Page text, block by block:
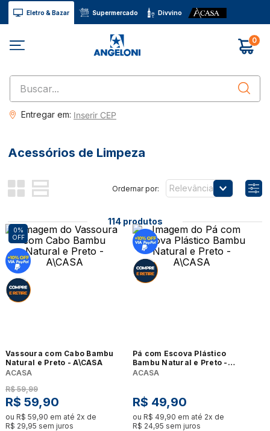
Eletro & Bazar Supermercado Divvino
0
Buscar...
Entregar em: Inserir CEP
Acessórios de Limpeza
Relevância
114 produtos
0%
OFF
Vassoura com Cabo Bambu
Natural e Preto - A\CASA
ACASA
R$ 59,99
R$ 59,90
ou R$ 59,90 em até 2x de
R$ 29,95 sem juros
Pá com Escova Plástico
Bambu Natural e Preto -
A\CASA
ACASA
R$ 49,90
ou R$ 49,90 em até 2x de
R$ 24,95 sem juros